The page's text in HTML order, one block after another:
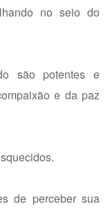
no seio do
são potentes e
e da paz
de perceber sua